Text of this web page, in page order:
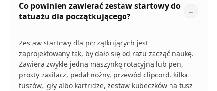
Co powinien zawierać zestaw startowy do
tatuażu dla początkującego?
Zestaw startowy dla początkujących jest
zaprojektowany tak, by dało się od razu zacząć naukę.
Zawiera zwykle jedną maszynkę rotacyjną lub pen,
prosty zasilacz, pedał nożny, przewód clipcord, kilka
tuszów, igły albo kartridże, zestaw kubeczków na tusz